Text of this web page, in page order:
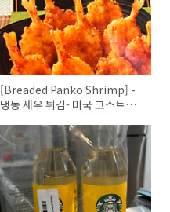
[Breaded Panko Shrimp] -
냉동 새우 튀김- 미국 코스트코